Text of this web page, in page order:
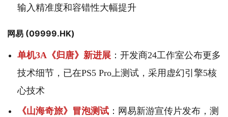
输入精准度和容错性大幅提升
网易 (09999.HK)
单机3A《归唐》新进展 ：开发商24工作室公布更多
技术细节，已在PS5 Pro上测试，采用虚幻引擎5核
心技术
《山海奇旅》冒泡测试 ：网易新游宣传片发布，测